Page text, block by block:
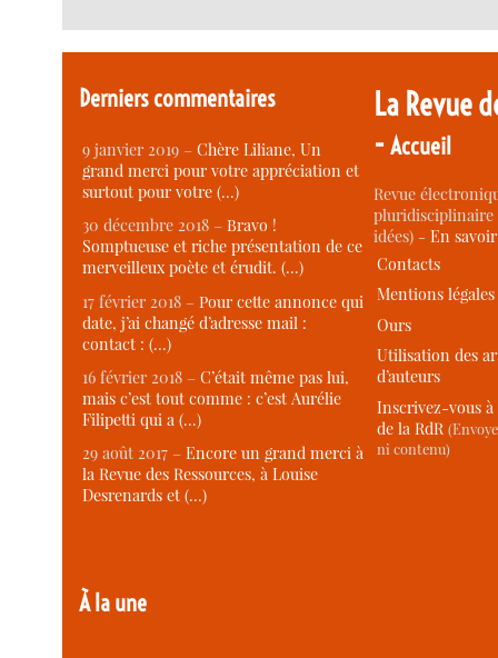
Derniers commentaires
9 janvier 2019 –Chère Liliane, Un
grand merci pour votre appréciation et
surtout pour votre (…)
30 décembre 2018 –Bravo !
Somptueuse et riche présentation de ce
merveilleux poète et érudit. (…)
17 février 2018 –Pour cette annonce qui
date, j’ai changé d’adresse mail :
contact : (…)
16 février 2018 –C’était même pas lui,
mais c’est tout comme : c’est Aurélie
Filipetti qui a (…)
29 août 2017 –Encore un grand merci à
la Revue des Ressources, à Louise
Desrenards et (…)
À la une
La Revue
-Accueil
Revue
idées) -En
Contacts
Mentions légales
Ours
Utilisation des
d’auteurs
Inscrivez-vous
de la RdR
ni contenu)